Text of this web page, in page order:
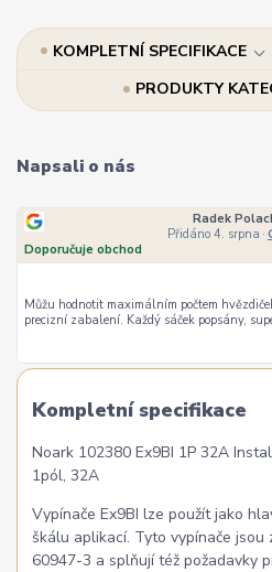
KOMPLETNÍ SPECIFIKACE
PRODUKTY
Napsali o nás
Radek
Přidáno 4. srpna ·
Doporučuje obchod
Můžu hodnotit maximálním počtem
precizní zabalení. Každý sáček popsány,
Kompletní specifikace
Noark 102380 Ex9BI 1P 32A
1pól, 32A
Vypínače Ex9BI lze použít jako
škálu aplikací. Tyto vypínače jsou
60947-3 a splňují též požadavky